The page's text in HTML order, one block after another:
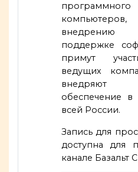
внедрению
поддержке
примут
ведущих
внедряют
обеспечение
всей России.
Запись для
доступна для
канале Базальт